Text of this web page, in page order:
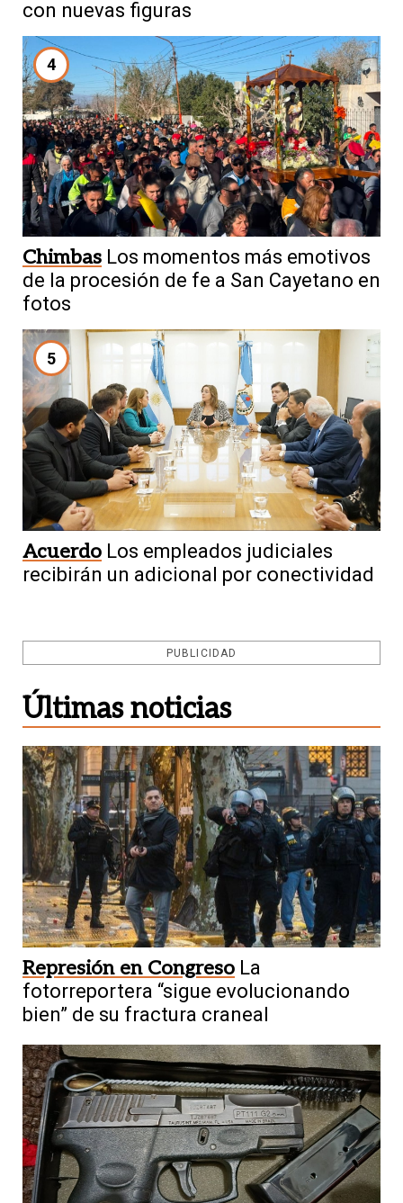
con nuevas figuras
4
Chimbas Los momentos más emotivos
de la procesión de fe a San Cayetano en
fotos
5
Acuerdo Los empleados judiciales
recibirán un adicional por conectividad
PUBLICIDAD
Últimas noticias
Represión en Congreso La
fotorreportera “sigue evolucionando
bien” de su fractura craneal